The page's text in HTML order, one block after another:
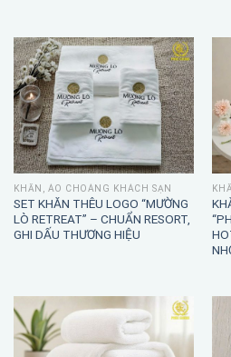
KHĂN, ÁO CHOÀNG KHÁCH SẠN
SET KHĂN THÊU LOGO “MƯỜNG
LÒ RETREAT” – CHUẨN RESORT,
GHI DẤU THƯƠNG HIỆU